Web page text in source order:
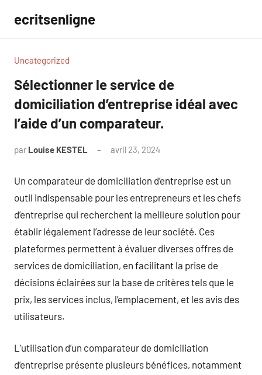
contenu
ecritsenligne
Uncategorized
Sélectionner le service de
domiciliation d’entreprise idéal avec
l’aide d’un comparateur.
par Louise KESTEL avril 23, 2024
Un comparateur de domiciliation d’entreprise est un
outil indispensable pour les entrepreneurs et les chefs
d’entreprise qui recherchent la meilleure solution pour
établir légalement l’adresse de leur société. Ces
plateformes permettent à évaluer diverses offres de
services de domiciliation, en facilitant la prise de
décisions éclairées sur la base de critères tels que le
prix, les services inclus, l’emplacement, et les avis des
utilisateurs.
L’utilisation d’un comparateur de domiciliation
d’entreprise présente plusieurs bénéfices, notamment